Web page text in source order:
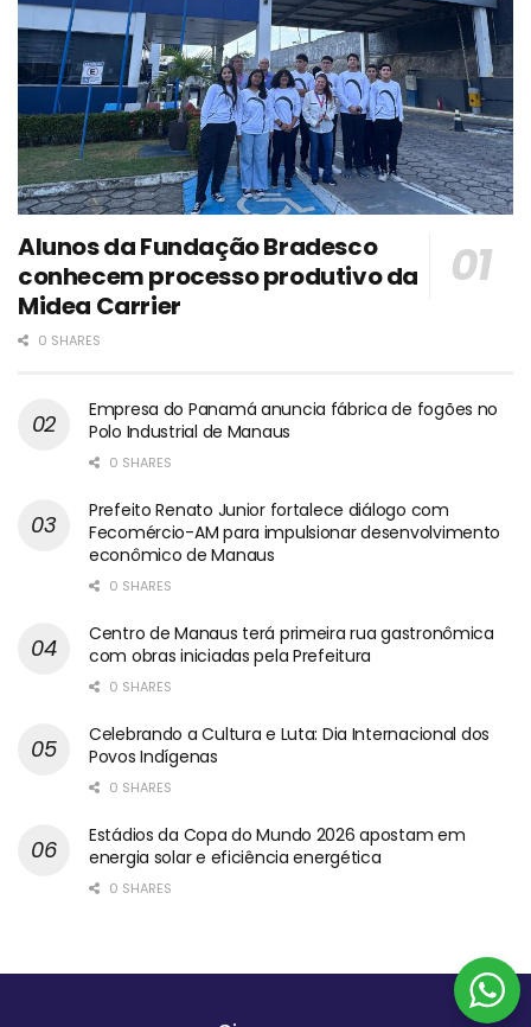
Alunos da Fundação Bradesco
conhecem processo produtivo da
Midea Carrier
0 SHARES
Empresa do Panamá anuncia fábrica de fogões no
Polo Industrial de Manaus
0 SHARES
Prefeito Renato Junior fortalece diálogo com
Fecomércio-AM para impulsionar desenvolvimento
econômico de Manaus
0 SHARES
Centro de Manaus terá primeira rua gastronômica
com obras iniciadas pela Prefeitura
0 SHARES
Celebrando a Cultura e Luta: Dia Internacional dos
Povos Indígenas
0 SHARES
Estádios da Copa do Mundo 2026 apostam em
energia solar e eficiência energética
0 SHARES